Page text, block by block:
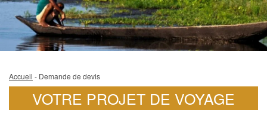
Accueil - Demande de devis
VOTRE PROJET DE VOYAGE